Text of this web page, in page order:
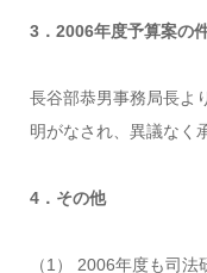
3．2006年度予算案の
長谷部恭男事務局長よ
明がなされ、異議なく
4．その他
（1） 2006年度も司